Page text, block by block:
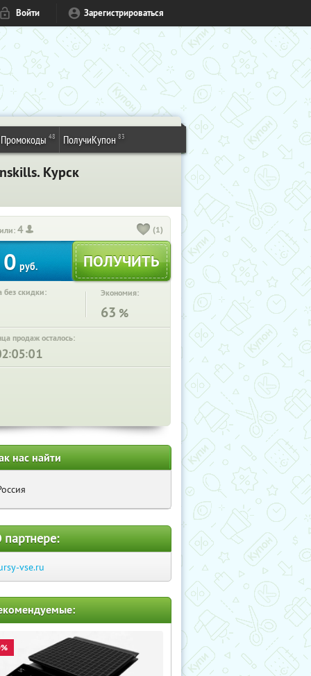
Войти Зарегистрироваться
Промокоды 48 ПолучиКупон 83
Курск
4 (1)
0 руб.
без скидки: Экономия:
63 %
продаж осталось:
: :
нас найти
партнере:
vse.ru